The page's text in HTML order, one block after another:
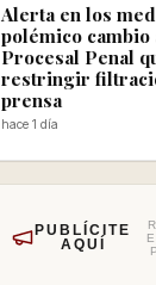
Alerta en los
polémico
Procesal Penal
restringir
prensa
hace 1 día
PUBLÍCITE
AQUÍ